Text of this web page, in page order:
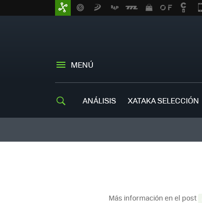
MENÚ
ANÁLISIS XATAKA SELECCIÓN
Más información en el post